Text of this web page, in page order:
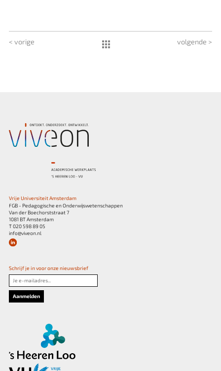
< vorige volgende >
Vrije Universiteit Amsterdam
FGB - Pedagogische en Onderwijswetenschappen
Van der Boechorststraat 7
1081 BT Amsterdam
T 020 598 89 05
info@viveon.nl
Schrijf je in voor onze nieuwsbrief